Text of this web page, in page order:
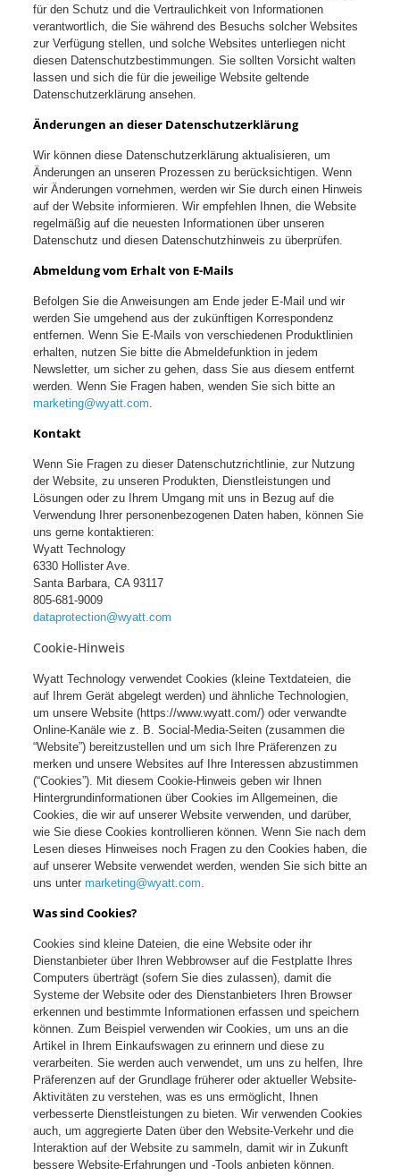
für den Schutz und die Vertraulichkeit von Informationen
verantwortlich, die Sie während des Besuchs solcher Websites
zur Verfügung stellen, und solche Websites unterliegen nicht
diesen Datenschutzbestimmungen. Sie sollten Vorsicht walten
lassen und sich die für die jeweilige Website geltende
Datenschutzerklärung ansehen.
Änderungen an dieser Datenschutzerklärung
Wir können diese Datenschutzerklärung aktualisieren, um
Änderungen an unseren Prozessen zu berücksichtigen. Wenn
wir Änderungen vornehmen, werden wir Sie durch einen Hinweis
auf der Website informieren. Wir empfehlen Ihnen, die Website
regelmäßig auf die neuesten Informationen über unseren
Datenschutz und diesen Datenschutzhinweis zu überprüfen.
Abmeldung vom Erhalt von E-Mails
Befolgen Sie die Anweisungen am Ende jeder E-Mail und wir
werden Sie umgehend aus der zukünftigen Korrespondenz
entfernen. Wenn Sie E-Mails von verschiedenen Produktlinien
erhalten, nutzen Sie bitte die Abmeldefunktion in jedem
Newsletter, um sicher zu gehen, dass Sie aus diesem entfernt
werden. Wenn Sie Fragen haben, wenden Sie sich bitte an
marketing@wyatt.com.
Kontakt
Wenn Sie Fragen zu dieser Datenschutzrichtlinie, zur Nutzung
der Website, zu unseren Produkten, Dienstleistungen und
Lösungen oder zu Ihrem Umgang mit uns in Bezug auf die
Verwendung Ihrer personenbezogenen Daten haben, können Sie
uns gerne kontaktieren:
Wyatt Technology
6330 Hollister Ave.
Santa Barbara, CA 93117
805-681-9009
dataprotection@wyatt.com
Cookie-Hinweis
Wyatt Technology verwendet Cookies (kleine Textdateien, die
auf Ihrem Gerät abgelegt werden) und ähnliche Technologien,
um unsere Website (https://www.wyatt.com/) oder verwandte
Online-Kanäle wie z. B. Social-Media-Seiten (zusammen die
“Website”) bereitzustellen und um sich Ihre Präferenzen zu
merken und unsere Websites auf Ihre Interessen abzustimmen
(“Cookies”). Mit diesem Cookie-Hinweis geben wir Ihnen
Hintergrundinformationen über Cookies im Allgemeinen, die
Cookies, die wir auf unserer Website verwenden, und darüber,
wie Sie diese Cookies kontrollieren können. Wenn Sie nach dem
Lesen dieses Hinweises noch Fragen zu den Cookies haben, die
auf unserer Website verwendet werden, wenden Sie sich bitte an
uns unter marketing@wyatt.com.
Was sind Cookies?
Cookies sind kleine Dateien, die eine Website oder ihr
Dienstanbieter über Ihren Webbrowser auf die Festplatte Ihres
Computers überträgt (sofern Sie dies zulassen), damit die
Systeme der Website oder des Dienstanbieters Ihren Browser
erkennen und bestimmte Informationen erfassen und speichern
können. Zum Beispiel verwenden wir Cookies, um uns an die
Artikel in Ihrem Einkaufswagen zu erinnern und diese zu
verarbeiten. Sie werden auch verwendet, um uns zu helfen, Ihre
Präferenzen auf der Grundlage früherer oder aktueller Website-
Aktivitäten zu verstehen, was es uns ermöglicht, Ihnen
verbesserte Dienstleistungen zu bieten. Wir verwenden Cookies
auch, um aggregierte Daten über den Website-Verkehr und die
Interaktion auf der Website zu sammeln, damit wir in Zukunft
bessere Website-Erfahrungen und -Tools anbieten können.